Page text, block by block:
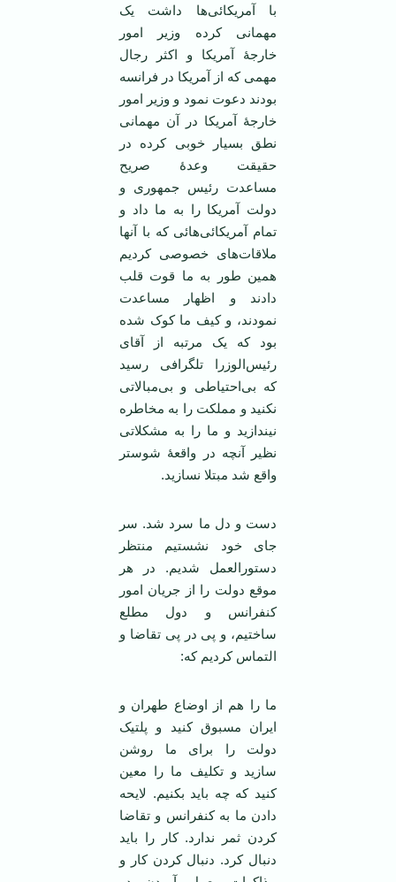
با آمریکائی‌ها داشت یک
مهمانی کرده وزیر امور
خارجۀ آمریکا و اکثر رجال
مهمی که از آمریکا در فرانسه
بودند دعوت نمود و وزیر امور
خارجۀ آمریکا در آن مهمانی
نطق بسیار خوبی کرده در
حقیقت وعدۀ صریح
مساعدت رئیس جمهوری و
دولت آمریکا را به ما داد و
تمام آمریکائی‌هائی که با آنها
ملاقات‌های خصوصی کردیم
همین طور به ما قوت قلب
دادند و اظهار مساعدت
نمودند، و کیف ما کوک شده
بود که یک مرتبه از آقای
رئیس‌الوزرا تلگرافی رسید
که بی‌احتیاطی و بی‌مبالاتی
نکنید و مملکت را به مخاطره
نیندازید و ما را به مشکلاتی
نظیر آنچه در واقعۀ شوستر
واقع شد مبتلا نسازید.
دست و دل ما سرد شد. سر
جای خود نشستیم منتظر
دستورالعمل شدیم. در هر
موقع دولت را از جریان امور
کنفرانس و دول مطلع
ساختیم، و پی در پی تقاضا و
التماس کردیم که:
ما را هم از اوضاع طهران و
ایران مسبوق کنید و پلتیک
دولت را برای ما روشن
سازید و تکلیف ما را معین
کنید که چه باید بکنیم. لایحه
دادن ما به کنفرانس و تقاضا
کردن ثمر ندارد. کار را باید
دنبال کرد. دنبال کردن کار و